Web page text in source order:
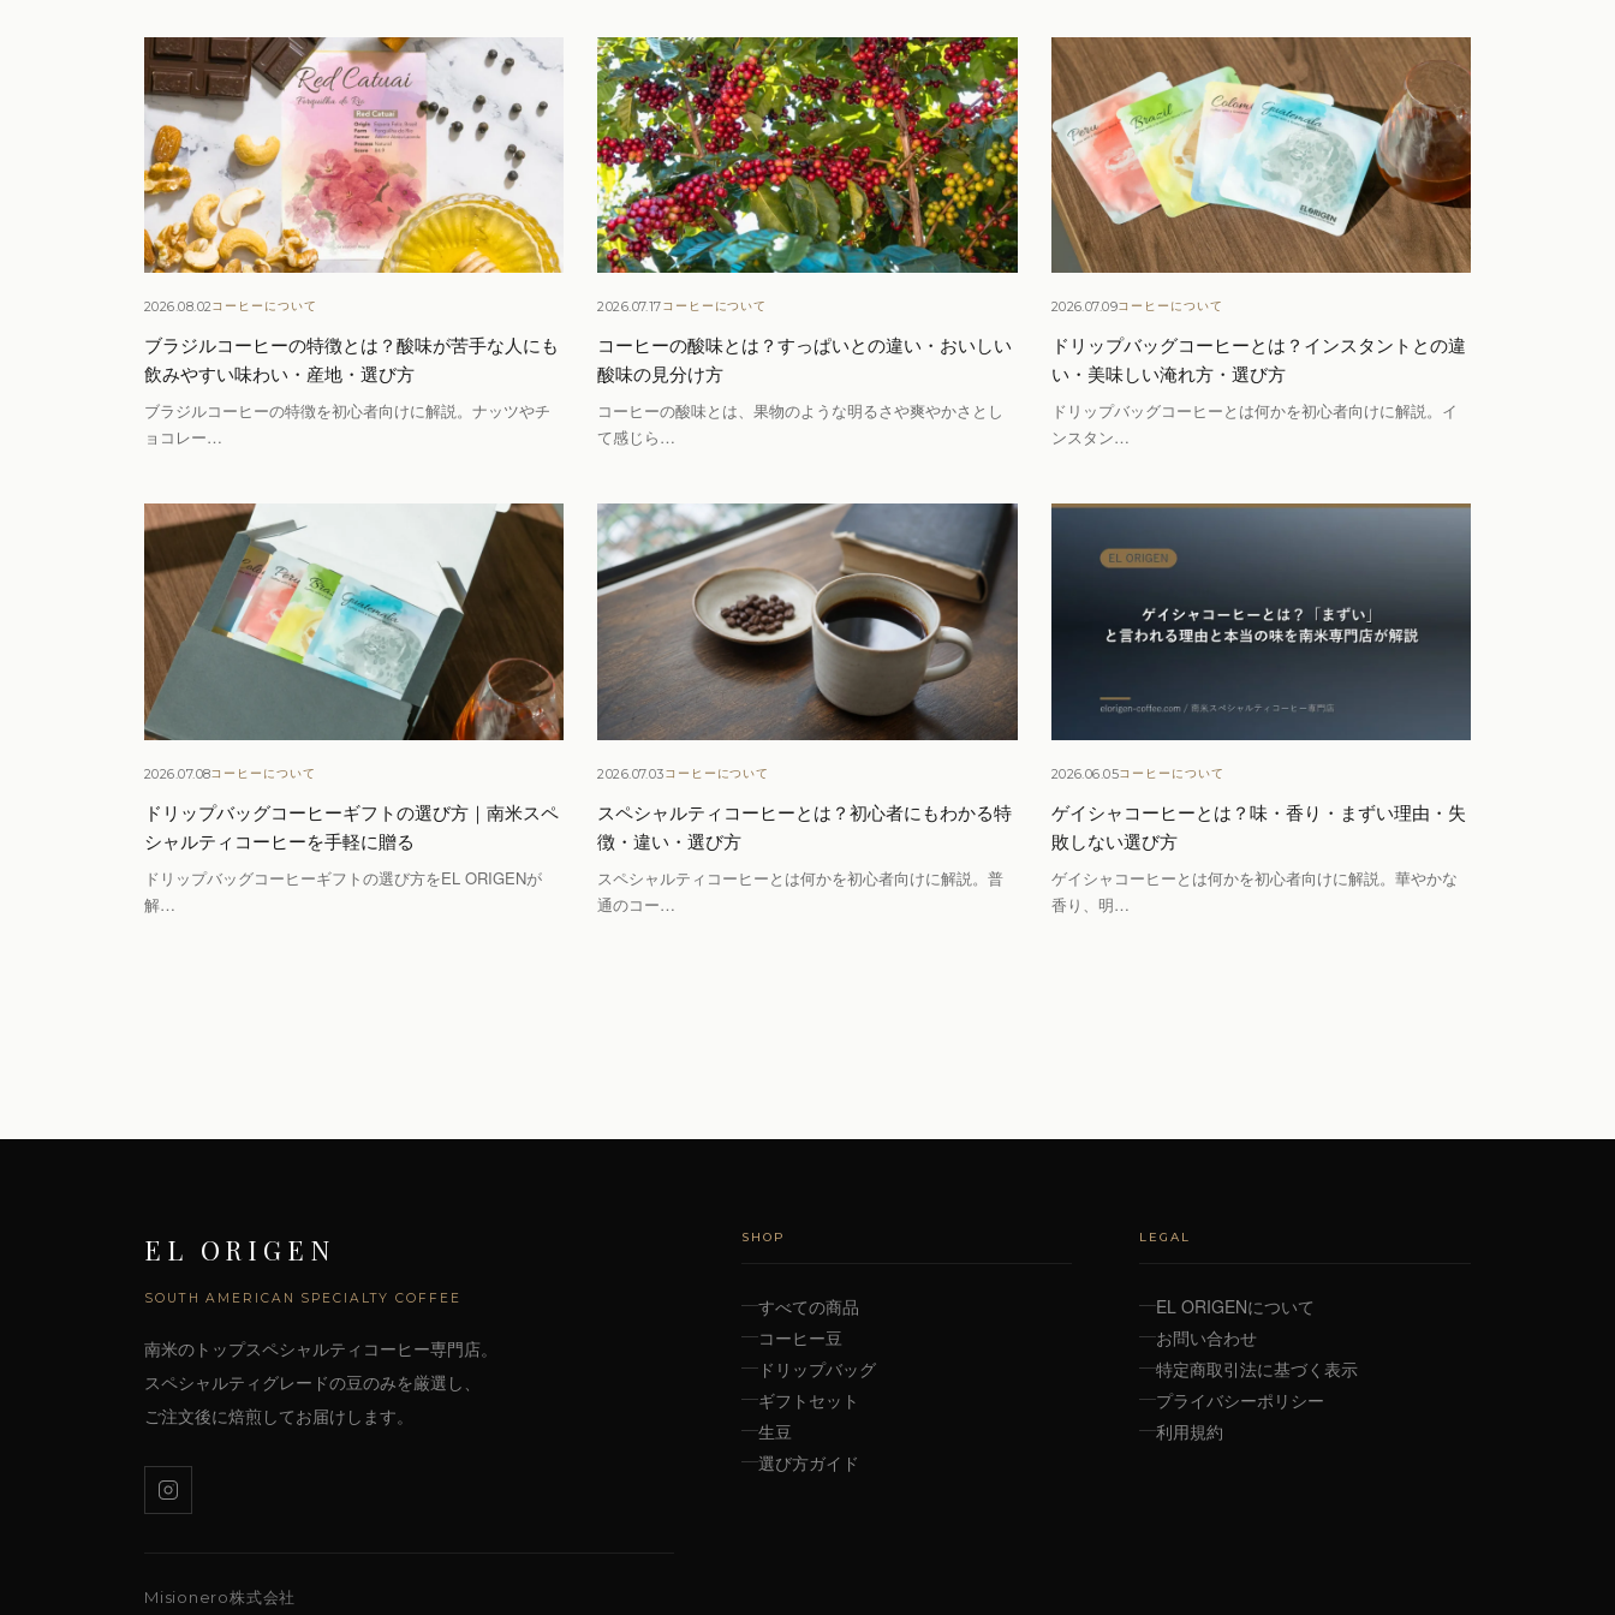
2026.08.02コーヒーについて
ブラジルコーヒーの特徴とは？酸味が苦手な人にも
飲みやすい味わい・産地・選び方
ブラジルコーヒーの特徴を初心者向けに解説。ナッツやチ
ョコレー…
2026.07.17コーヒーについて
コーヒーの酸味とは？すっぱいとの違い・おいしい
酸味の見分け方
コーヒーの酸味とは、果物のような明るさや爽やかさとし
て感じら…
2026.07.09コーヒーについて
ドリップバッグコーヒーとは？インスタントとの違
い・美味しい淹れ方・選び方
ドリップバッグコーヒーとは何かを初心者向けに解説。イ
ンスタン…
2026.07.08コーヒーについて
ドリップバッグコーヒーギフトの選び方｜南米スペ
シャルティコーヒーを手軽に贈る
ドリップバッグコーヒーギフトの選び方をEL ORIGENが
解…
2026.07.03コーヒーについて
スペシャルティコーヒーとは？初心者にもわかる特
徴・違い・選び方
スペシャルティコーヒーとは何かを初心者向けに解説。普
通のコー…
2026.06.05コーヒーについて
ゲイシャコーヒーとは？味・香り・まずい理由・失
敗しない選び方
ゲイシャコーヒーとは何かを初心者向けに解説。華やかな
香り、明…
EL ORIGEN
SOUTH AMERICAN SPECIALTY COFFEE
南米のトップスペシャルティコーヒー専門店。
スペシャルティグレードの豆のみを厳選し、
ご注文後に焙煎してお届けします。
Misionero株式会社
SHOP
すべての商品
コーヒー豆
ドリップバッグ
ギフトセット
生豆
選び方ガイド
LEGAL
EL ORIGENについて
お問い合わせ
特定商取引法に基づく表示
プライバシーポリシー
利用規約